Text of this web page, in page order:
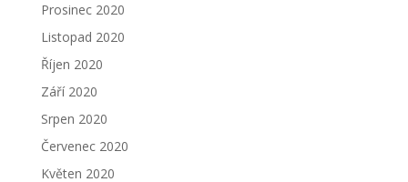
Prosinec 2020
Listopad 2020
Říjen 2020
Září 2020
Srpen 2020
Červenec 2020
Květen 2020